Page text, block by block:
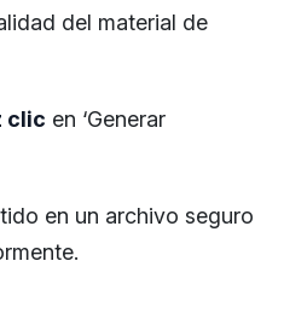
del material de
clic en ‘Generar
en un archivo seguro